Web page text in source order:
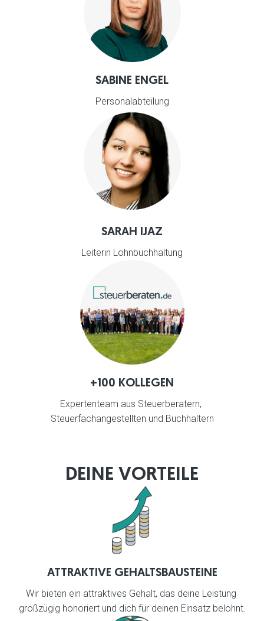
SABINE ENGEL
Personalabteilung
SARAH IJAZ
Leiterin Lohnbuchhaltung
+100 KOLLEGEN
Expertenteam aus Steuerberatern,
Steuerfachangestellten und Buchhaltern
DEINE VORTEILE
ATTRAKTIVE GEHALTSBAUSTEINE
Wir bieten ein attraktives Gehalt, das deine Leistung
großzügig honoriert und dich für deinen Einsatz belohnt.